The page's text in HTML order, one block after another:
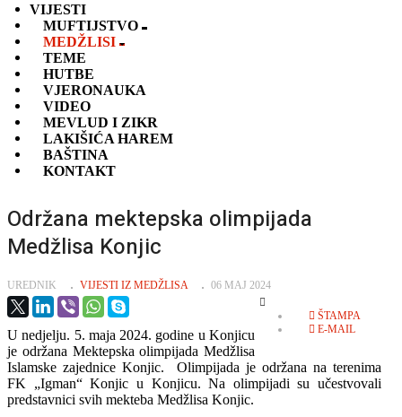
VIJESTI
MUFTIJSTVO
MEDŽLISI
TEME
HUTBE
VJERONAUKA
VIDEO
MEVLUD I ZIKR
LAKIŠIĆA HAREM
BAŠTINA
KONTAKT
Održana mektepska olimpijada
Medžlisa Konjic
UREDNIK VIJESTI IZ MEDŽLISA
06 MAJ 2024
ŠTAMPA
E-MAIL
U nedjelju. 5. maja 2024. godine u Konjicu
je održana Mektepska olimpijada Medžlisa
Islamske zajednice Konjic. Olimpijada je održana na terenima
FK „Igman“ Konjic u Konjicu. Na olimpijadi su učestvovali
predstavnici svih mekteba Medžlisa Konjic.